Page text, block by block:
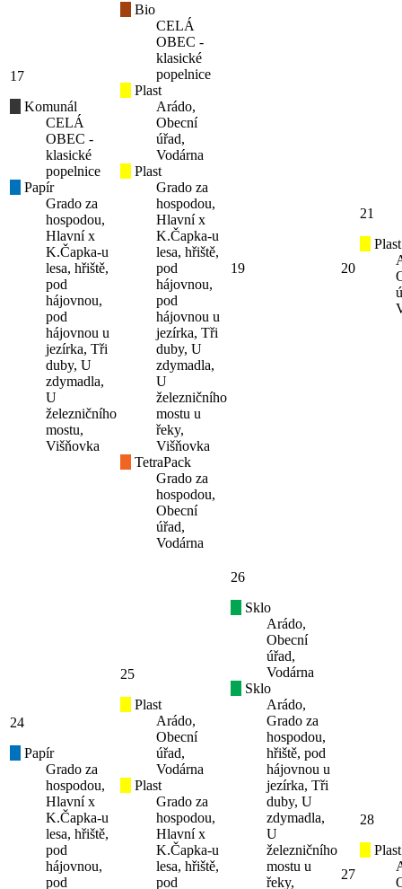
17
Komunál
CELÁ
OBEC -
klasické
popelnice
Papír
Grado za
hospodou,
Hlavní x
K.Čapka-u
lesa, hřiště,
pod
hájovnou,
pod
hájovnou u
jezírka, Tři
duby, U
zdymadla,
U
železničního
mostu,
Višňovka
Bio
CELÁ
OBEC -
klasické
popelnice
Plast
Arádo,
Obecní
úřad,
Vodárna
Plast
Grado za
hospodou,
Hlavní x
K.Čapka-u
lesa, hřiště,
pod
hájovnou,
pod
hájovnou u
jezírka, Tři
duby, U
zdymadla,
U
železničního
mostu u
řeky,
Višňovka
TetraPack
Grado za
hospodou,
Obecní
úřad,
Vodárna
19 20
21
Plast
24
Papír
Grado za
hospodou,
Hlavní x
K.Čapka-u
lesa, hřiště,
pod
hájovnou,
pod
25
Plast
Arádo,
Obecní
úřad,
Vodárna
Plast
Grado za
hospodou,
Hlavní x
K.Čapka-u
lesa, hřiště,
pod
26
Sklo
Arádo,
Obecní
úřad,
Vodárna
Sklo
Arádo,
Grado za
hospodou,
hřiště, pod
hájovnou u
jezírka, Tři
duby, U
zdymadla,
U
železničního
mostu u
řeky,
27
28
Plast